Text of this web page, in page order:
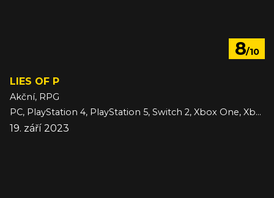
8/10
LIES OF P
Akční, RPG
PC, PlayStation 4, PlayStation 5, Switch 2, Xbox One, Xbox Series
19. září 2023